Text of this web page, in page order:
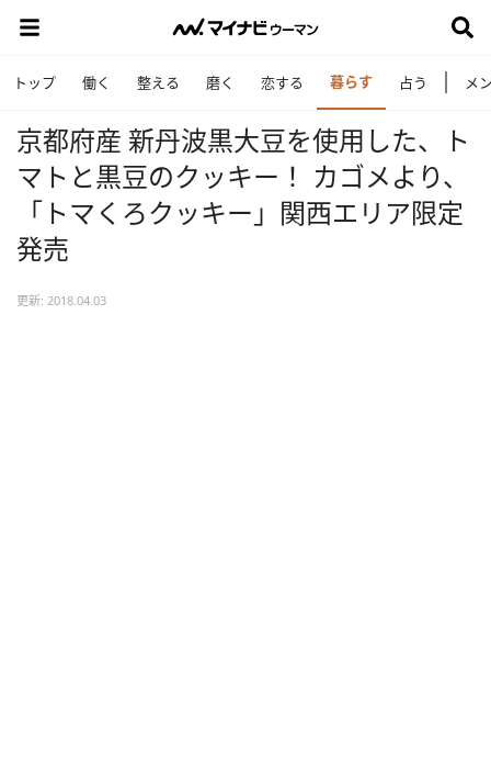
トップ 働く 整える 磨く 恋する 暮らす 占う メ
京都府産 新丹波黒大豆を使用した、ト
マトと黒豆のクッキー！ カゴメより、
「トマくろクッキー」関西エリア限定
発売
更新: 2018.04.03